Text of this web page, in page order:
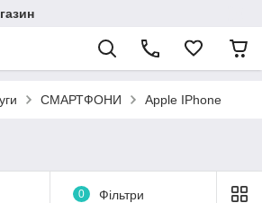
СМАРТФОНИ Apple IPhone
0 Фільтри